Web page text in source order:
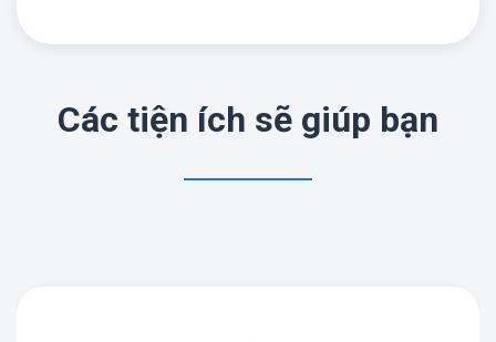
Các tiện ích sẽ giúp bạn